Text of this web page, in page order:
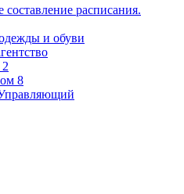
расписания.
и обуви
8